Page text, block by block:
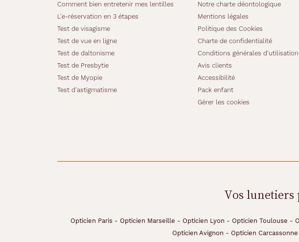
r
a
t
c
t
é
t
r
Comment bien entretenir mes lentilles
L'e-réservation en 3 étapes
Test de visagisme
Test de vue en ligne
Test de daltonisme
Test de Presbytie
Test de Myopie
Test d'astigmatisme
Notre charte déontologique
Mentions légales
Politique des Cookies
Charte de confidentialité
Conditions générales d'utilisation
Avis clients
Accessibilité
Pack enfant
Gérer les cookies
Vos lunetiers
Opticien Paris - Opticien Marseille - Opticien Lyon - Opticien Toulouse -
Opticien Avignon - Opticien Carcassonne